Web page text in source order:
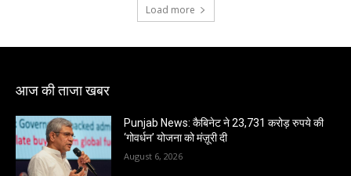
Load more
आज की ताजा खबर
Punjab News: कैबिनेट ने 23,731 करोड़ रुपये की
‘गोवर्धन’ योजना को मंज़ूरी दी
August 6, 2026